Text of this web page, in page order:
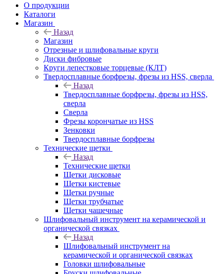
О продукции
Каталоги
Магазин
Назад
Магазин
Отрезные и шлифовальные круги
Диски фибровые
Круги лепестковые торцевые (КЛТ)
Твердосплавные борфрезы, фрезы из HSS, сверла
Назад
Твердосплавные борфрезы, фрезы из HSS,
сверла
Сверла
Фрезы корончатые из HSS
Зенковки
Твердосплавные борфрезы
Технические щетки
Назад
Технические щетки
Щетки дисковые
Щетки кистевые
Щетки ручные
Щетки трубчатые
Щетки чашечные
Шлифовальный инструмент на керамической и
органической связках
Назад
Шлифовальный инструмент на
керамической и органической связках
Головки шлифовальные